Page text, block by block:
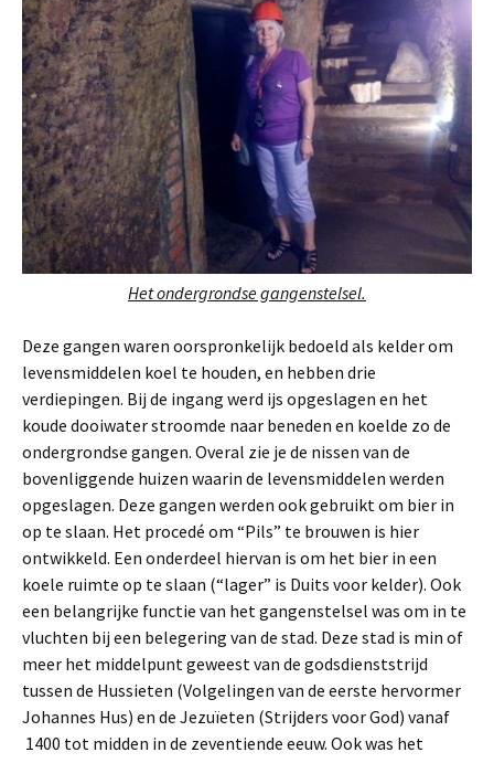
Het ondergrondse gangenstelsel.
Deze gangen waren oorspronkelijk bedoeld als kelder om
levensmiddelen koel te houden, en hebben drie
verdiepingen. Bij de ingang werd ijs opgeslagen en het
koude dooiwater stroomde naar beneden en koelde zo de
ondergrondse gangen. Overal zie je de nissen van de
bovenliggende huizen waarin de levensmiddelen werden
opgeslagen. Deze gangen werden ook gebruikt om bier in
op te slaan. Het procedé om “Pils” te brouwen is hier
ontwikkeld. Een onderdeel hiervan is om het bier in een
koele ruimte op te slaan (“lager” is Duits voor kelder). Ook
een belangrijke functie van het gangenstelsel was om in te
vluchten bij een belegering van de stad. Deze stad is min of
meer het middelpunt geweest van de godsdienststrijd
tussen de Hussieten (Volgelingen van de eerste hervormer
Johannes Hus) en de Jezuïeten (Strijders voor God) vanaf
1400 tot midden in de zeventiende eeuw. Ook was het